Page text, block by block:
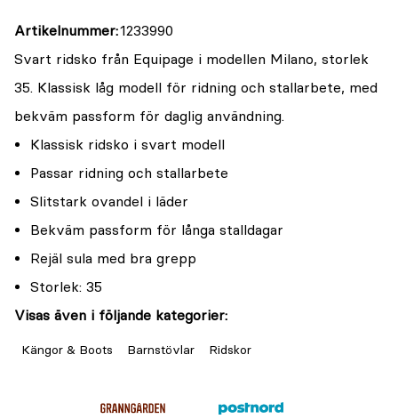
Artikelnummer 1233990
Svart ridsko från Equipage i modellen Milano, storlek
35. Klassisk låg modell för ridning och stallarbete, med
bekväm passform för daglig användning.
Klassisk ridsko i svart modell
Passar ridning och stallarbete
Slitstark ovandel i läder
Bekväm passform för långa stalldagar
Rejäl sula med bra grepp
Storlek: 35
Visas även i följande kategorier:
Kängor & Boots Barnstövlar Ridskor